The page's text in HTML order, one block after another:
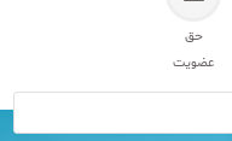
حق
عضویت